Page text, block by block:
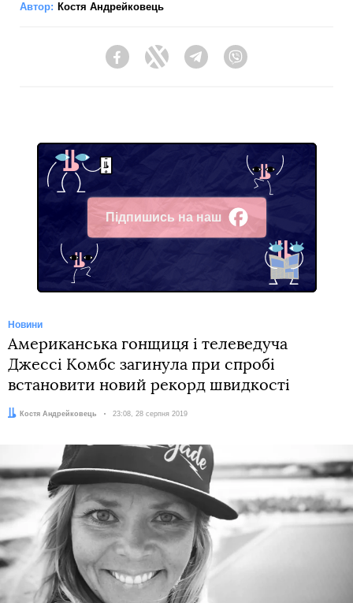
Автор: Костя Андрейковець
FacebookTwitter Telegram
Підпишись на наш
Facebook
Новини
Американська гонщиця і телеведуча
Джессі Комбс загинула при спробі
встановити новий рекорд швидкості
Автор:Костя Андрейковець Дата:
23:08, 28 серпня 2019